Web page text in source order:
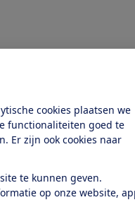
cookies plaatsen we
functionaliteiten goed te
Er zijn ook cookies naar
te kunnen geven.
op onze website,